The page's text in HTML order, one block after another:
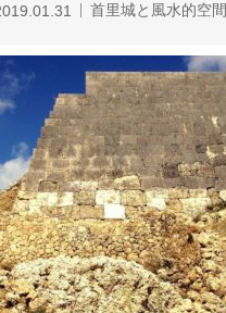
首里城と風水的空間